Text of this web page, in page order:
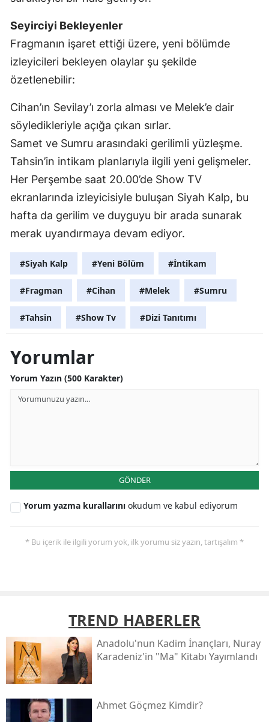
Seyirciyi Bekleyenler
Fragmanın işaret ettiği üzere, yeni bölümde
izleyicileri bekleyen olaylar şu şekilde
özetlenebilir:
Cihan’ın Sevilay’ı zorla alması ve Melek’e dair
söyledikleriyle açığa çıkan sırlar.
Samet ve Sumru arasındaki gerilimli yüzleşme.
Tahsin’in intikam planlarıyla ilgili yeni gelişmeler.
Her Perşembe saat 20.00’de Show TV
ekranlarında izleyicisiyle buluşan Siyah Kalp, bu
hafta da gerilim ve duyguyu bir arada sunarak
merak uyandırmaya devam ediyor.
#Siyah Kalp #Yeni Bölüm #İntikam
#Fragman #Cihan #Melek #Sumru
#Tahsin #Show Tv #Dizi Tanıtımı
Yorumlar
Yorum Yazın (500 Karakter)
GÖNDER
Yorum yazma kurallarını okudum ve kabul ediyorum
* Bu içerik ile ilgili yorum yok, ilk yorumu siz yazın, tartışalım *
TREND HABERLER
Anadolu'nun Kadim İnançları, Nuray
Karadeniz'in "ma" Kitabı Yayımlandı
Ahmet Göçmez Kimdir?